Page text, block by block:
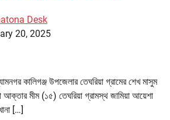
Desk
20, 2025
কালিগঞ্জ উপজেলার তেঘরিয়া গ্রামের শেখ মাসুম
আক্তার মীম (১৫) তেঘরিয়া গ্রামস্থ জামিয়া আয়েশা
[…]